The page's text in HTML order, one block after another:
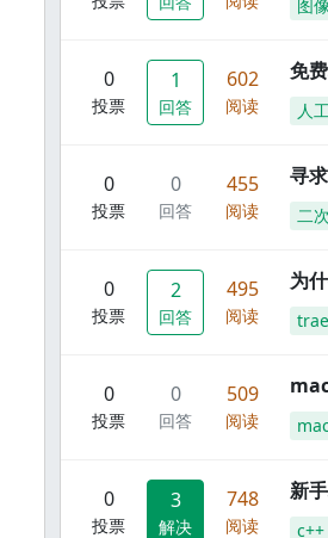
图
0
投票
1
回答
602
阅读
免
人
0
投票
0
回答
455
阅读
寻
二
0
投票
2
回答
495
阅读
为
trae
0
投票
0
回答
509
阅读
0
投票
3
解决
748
阅读
新
c++